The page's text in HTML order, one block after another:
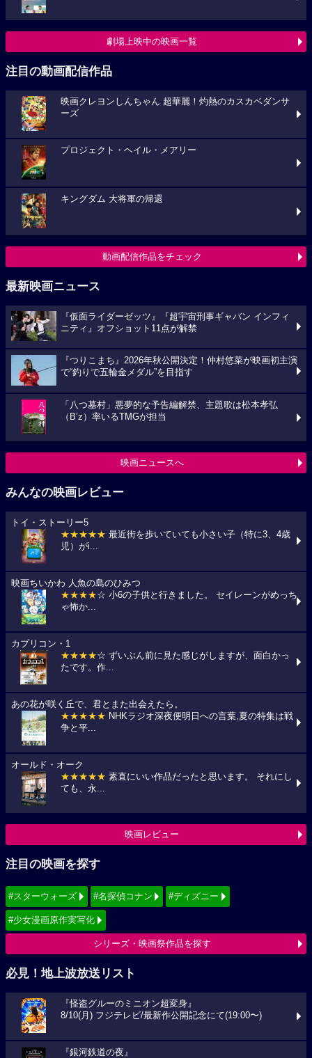
劇場上映中の映画一覧
注目の動画配信作品
映画クレヨンしんちゃん 超華麗！灼熱のカスカベダンサ
ーズ
プロジェクト・ヘイル・メアリー
キングダム 大将軍の帰還
動画配信作品をチェック
最新映画ニュース
『仮面ライダーゼッツ』『超宇宙刑事ギャバン インフィ
ニティ』オフショット11点が解禁
『つりこまち』2026年秋公開決定！仲村悠菜が映画初主演
で“釣りで五輪金メダル”を目指す
「八つ墓村」悪夢的な予告編解禁、主題歌は松本孝弘
（B’z）率いるTMGが担当
映画ニュースへ
みんなの映画レビュー
トイ・ストーリー5
★★★★★ 最近街を歩いていても小さい子（特に3、4歳
児）がi...
映画ちいかわ 人魚の島のひみつ
★★★★☆ 小6の子供と行きました。 セイレーンがめっち
ゃ怖か...
カプリコン・1
★★★★☆ ずいぶん前に見た感じがしますが、面白かっ
たです。作...
あの花が咲く丘で、君とまた出会えたら。
★★★★★ NHKラジオ深夜便明日への言葉,夏の特集は戦
争と平...
オールド・オーク
★★★★★ 素直にいい作品だったと思います。 それにし
ても、永...
映画レビュー
注目の映画を探す
#スターウォーズ #名探偵コナン #ディズニー
#少女漫画原作実写化
シリーズ・映画祭作品を探す
必見！地上波放送リスト
『怪盗グルーのミニオン超変身』
8/10(月) フジテレビ/最新作公開記念にて(19:00〜)
『銀河鉄道の夜』